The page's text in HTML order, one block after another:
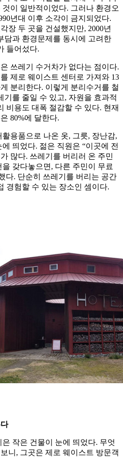
이 일반적이었다. 그러나 환경오
년대 이후 소각이 금지되었다.
장 두 곳을 건설했지만, 2000년
담과 환경문제를 동시에 고려한
들어섰다.
쓰레기 수거차가 없다는 점이다.
제로 웨이스트 센터로 가져와 13
분리한다. 이렇게 분리수거를 철
기를 줄일 수 있고, 자원을 효과적
비용도 대폭 절감할 수 있다. 현재
80%에 달한다.
용품으로 나온 옷, 그릇, 장난감,
띄었다. 젊은 직원은 “이곳에 전
많다. 쓰레기를 버리러 온 주민
갖다놓으면, 다른 주민이 무료
다. 단순히 쓰레기를 버리는 공간
경험할 수 있는 장소인 셈이다.
작은 건물이 눈에 띄었다. 무엇
니, 그곳은 제로 웨이스트 방문객